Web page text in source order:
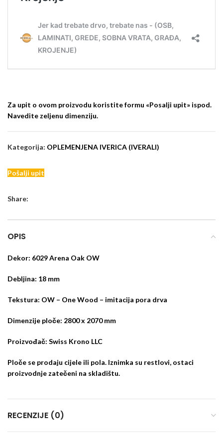
Za upit o ovom proizvodu koristite formu «Posalji upit» ispod.
Navedite zeljenu dimenziju.
Kategorija: OPLEMENJENA IVERICA (IVERALI)
Pošalji upit
Share:
OPIS
Dekor: 6029 Arena Oak OW
Debljina: 18 mm
Tekstura: OW – One Wood – imitacija pora drva
Dimenzije ploče: 2800 x 2070 mm
Proizvođač: Swiss Krono LLC
Ploče se prodaju cijele ili pola. Iznimka su restlovi, ostaci
proizvodnje zatečeni na skladištu.
RECENZIJE (0)